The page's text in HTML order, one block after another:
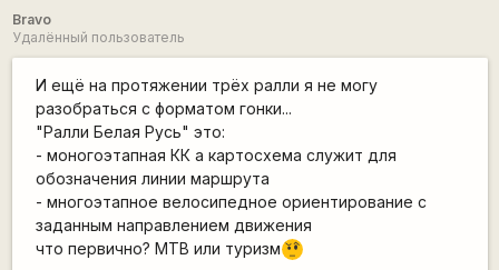
Bravo
Удалённый пользователь
И ещё на протяжении трёх ралли я не могу
разобраться с форматом гонки...
"Ралли Белая Русь" это:
- моногоэтапная КК а картосхема служит для
обозначения линии маршрута
- многоэтапное велосипедное ориентирование с
заданным направлением движения
что первично? МТВ или туризм???